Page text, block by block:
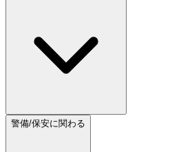
警備/保安に関わる